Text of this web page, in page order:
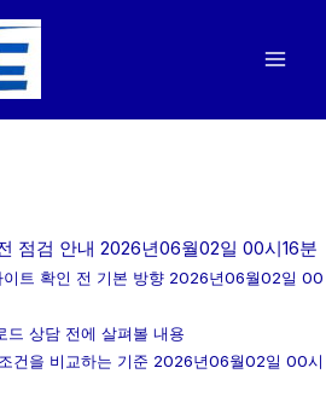
점검 안내 2026년06월02일 00시16분
이트 확인 전 기본 방향 2026년06월02일 00
드 상담 전에 살펴볼 내용
건을 비교하는 기준 2026년06월02일 00시